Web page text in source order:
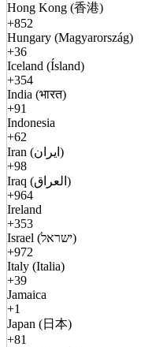
Hong Kong (香港)
+852
Hungary (Magyarország)
+36
Iceland (Ísland)
+354
India (भारत)
+91
Indonesia
+62
Iran (ایران)
+98
Iraq (العراق)
+964
Ireland
+353
Israel (ישראל)
+972
Italy (Italia)
+39
Jamaica
+1
Japan (日本)
+81